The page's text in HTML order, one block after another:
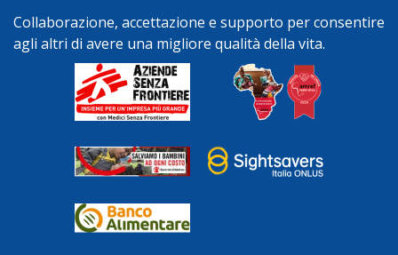
Collaborazione, accettazione e supporto per consentire
agli altri di avere una migliore qualità della vita.